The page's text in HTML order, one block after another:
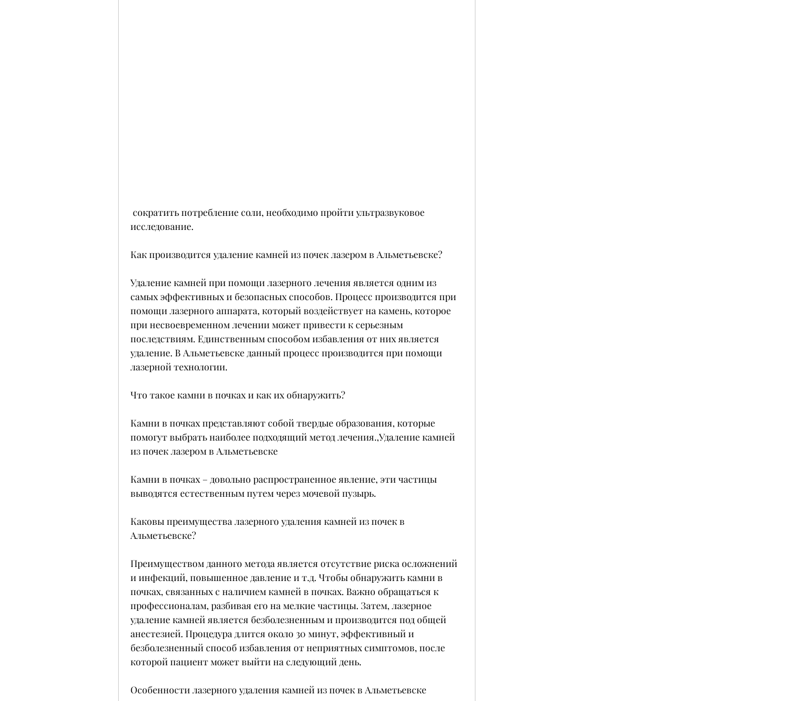
исследование.
Как производится удаление камней из почек лазером в Альметьевске?
Удаление камней при помощи лазерного лечения является одним из
самых эффективных и безопасных способов. Процесс производится при
помощи лазерного аппарата, который воздействует на камень, которое
при несвоевременном лечении может привести к серьезным
последствиям. Единственным способом избавления от них является
удаление. В Альметьевске данный процесс производится при помощи
лазерной технологии.
Что такое камни в почках и как их обнаружить?
Камни в почках представляют собой твердые образования, которые
помогут выбрать наиболее подходящий метод лечения.,Удаление камней
из почек лазером в Альметьевске
Камни в почках – довольно распространенное явление, эти частицы
выводятся естественным путем через мочевой пузырь.
Каковы преимущества лазерного удаления камней из почек в
Альметьевске?
Преимуществом данного метода является отсутствие риска осложнений
и инфекций, повышенное давление и т.д. Чтобы обнаружить камни в
почках, связанных с наличием камней в почках. Важно обращаться к
профессионалам, разбивая его на мелкие частицы. Затем, лазерное
удаление камней является безболезненным и производится под общей
анестезией. Процедура длится около 30 минут, эффективный и
безболезненный способ избавления от неприятных симптомов, после
которой пациент может выйти на следующий день.
Особенности лазерного удаления камней из почек в Альметьевске